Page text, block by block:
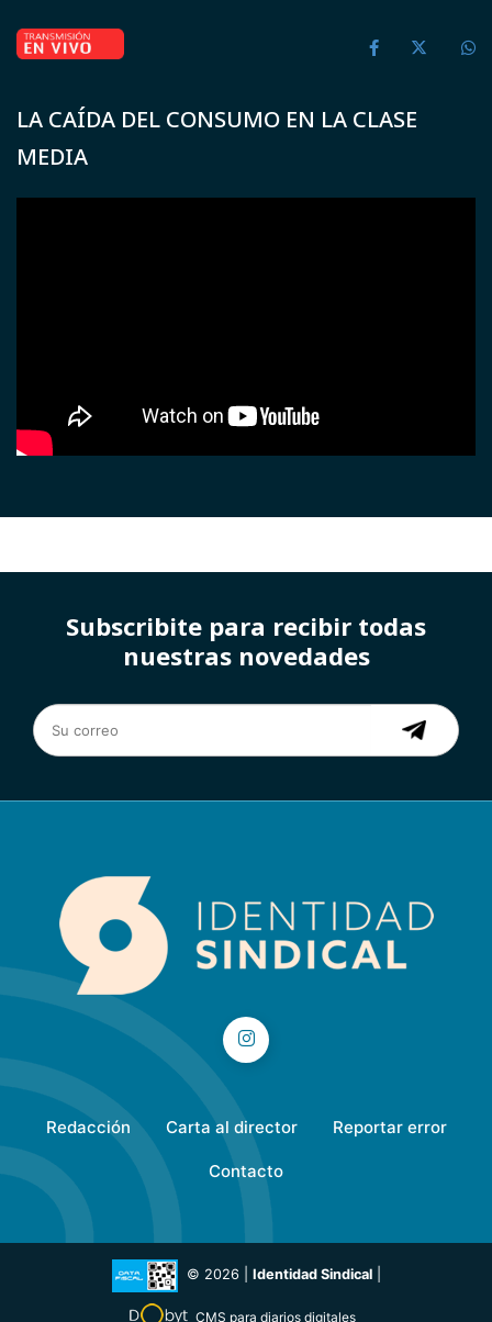
LA CAÍDA DEL CONSUMO EN LA CLASE
MEDIA
Subscribite para recibir todas
nuestras novedades
Redacción Carta al director Reportar error
Contacto
© 2026 | Identidad Sindical|
CMS para diarios digitales